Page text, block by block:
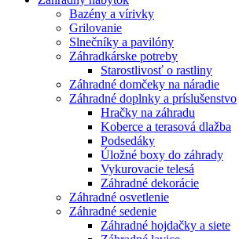
Bazény a vírivky
Grilovanie
Slnečníky a pavilóny
Záhradkárske potreby
Starostlivosť o rastliny
Záhradné domčeky na náradie
Záhradné doplnky a príslušenstvo
Hračky na záhradu
Koberce a terasová dlažba
Podsedáky
Úložné boxy do záhrady
Vykurovacie telesá
Záhradné dekorácie
Záhradné osvetlenie
Záhradné sedenie
Záhradné hojdačky a siete